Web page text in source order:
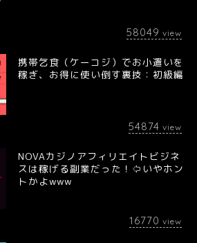
58049 view
携帯乞食（ケーコジ）でお小遣いを
稼ぎ、お得に使い倒す裏技：初級編
54874 view
NOVAカジノアフィリエイトビジネ
スは稼げる副業だった！⇦いやホン
トかよwww
16770 view